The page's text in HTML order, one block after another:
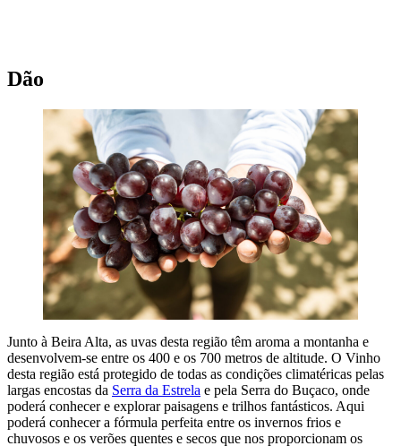
Dão
Junto à Beira Alta, as uvas desta região têm aroma a montanha e
desenvolvem-se entre os 400 e os 700 metros de altitude. O Vinho
desta região está protegido de todas as condições climatéricas pelas
largas encostas da Serra da Estrela e pela Serra do Buçaco, onde
poderá conhecer e explorar paisagens e trilhos fantásticos. Aqui
poderá conhecer a fórmula perfeita entre os invernos frios e
chuvosos e os verões quentes e secos que nos proporcionam os